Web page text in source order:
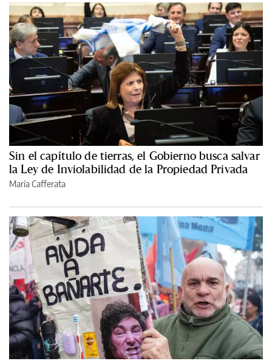
Sin el capítulo de tierras, el Gobierno busca salvar
la Ley de Inviolabilidad de la Propiedad Privada
María Cafferata